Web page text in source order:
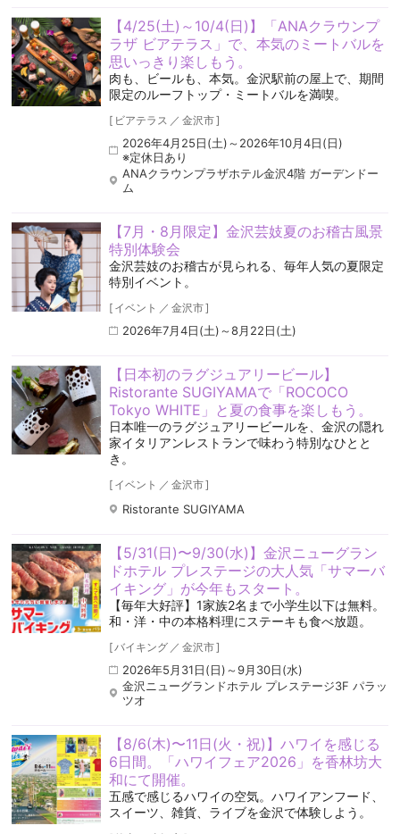
【4/25(土)～10/4(日)】「ANAクラウンプ
ラザ ビアテラス」で、本気のミートバルを
思いっきり楽しもう。
肉も、ビールも、本気。金沢駅前の屋上で、期間
限定のルーフトップ・ミートバルを満喫。
[ ビアテラス ／ 金沢市]
2026年4月25日(土)～2026年10月4日(日)
※定休日あり
ANAクラウンプラザホテル金沢4階 ガーデンドー
ム
【7月・8月限定】金沢芸妓夏のお稽古風景
特別体験会
金沢芸妓のお稽古が見られる、毎年人気の夏限定
特別イベント。
[ イベント ／ 金沢市]
2026年7月4日(土)～8月22日(土)
【日本初のラグジュアリービール】
Ristorante SUGIYAMAで「ROCOCO
Tokyo WHITE」と夏の食事を楽しもう。
日本唯一のラグジュアリービールを、金沢の隠れ
家イタリアンレストランで味わう特別なひとと
き。
[ イベント ／ 金沢市]
Ristorante SUGIYAMA
【5/31(日)〜9/30(水)】金沢ニューグラン
ドホテル プレステージの大人気「サマーバ
イキング」が今年もスタート。
【毎年大好評】1家族2名まで小学生以下は無料。
和・洋・中の本格料理にステーキも食べ放題。
[バイキング ／ 金沢市]
2026年5月31日(日)～9月30日(水)
金沢ニューグランドホテル プレステージ3F パラッ
ツオ
【8/6(木)〜11日(火・祝)】ハワイを感じる
6日間。「ハワイフェア2026」を香林坊大
和にて開催。
五感で感じるハワイの空気️。ハワイアンフード、
スイーツ、雑貨、ライブを金沢で体験しよう。